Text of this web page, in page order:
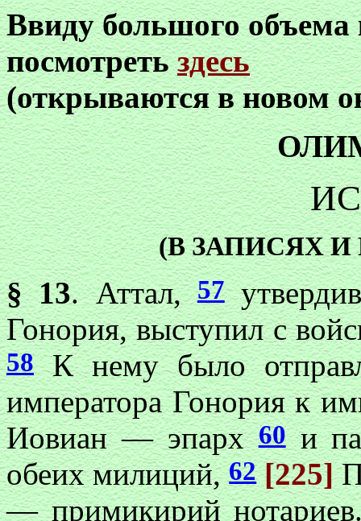
Ввиду большого
посмотретьздесь
(открываются в новом
(В ЗАПИСЯХ
§ 13. Аттал,57
Гонория, выступил с
58К нему было
императора Гонория к
Иовиан — эпарх60и
обеих милиций,62 [225]
— примикирий